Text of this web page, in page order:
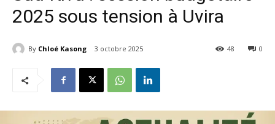
2025 sous tension à Uvira
By Chloé Kasong 3 octobre 2025 0
48